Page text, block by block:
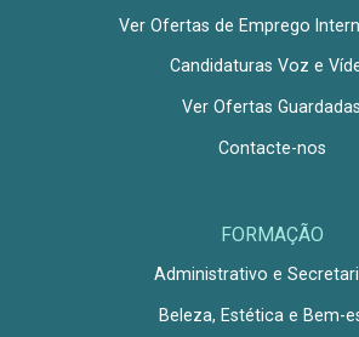
Ver Ofertas de Emprego
Candidaturas Voz e
Ver Ofertas Guardadas
Contacte-nos
FORMAÇÃO
Administrativo e
Beleza, Estética e Bem-